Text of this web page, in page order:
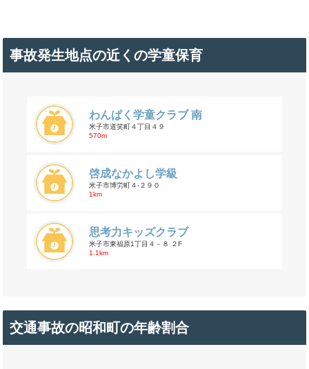
事故発生地点の近くの学童保育
わんぱく学童クラブ 南
米子市道笑町４丁目４９
570m
啓成なかよし学級
米子市博労町４-２９０
1km
思考力キッズクラブ
米子市東福原1丁目４－８ ２F
1.1km
交通事故の昭和町の年齢割合